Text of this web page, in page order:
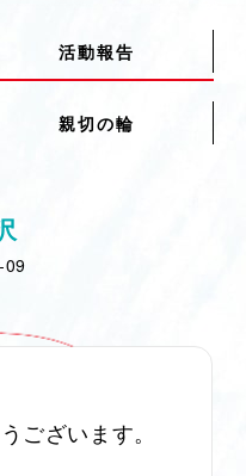
活動報告
親切の輪
09
ございます。